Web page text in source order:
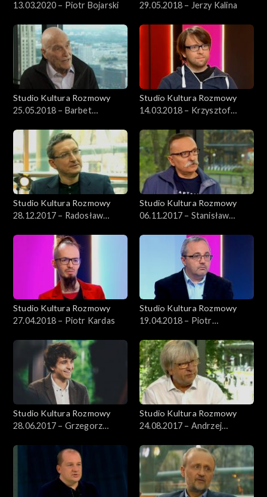
13.03.2020 – Piotr Bojarski 29.05.2018 – Jerzy Kalina
Studio Kultura Rozmowy
25.05.2018 – Barbet
Studio Kultura Rozmowy
14.03.2018 – Krzysztof
Studio Kultura Rozmowy
28.12.2017 – Radosław
Studio Kultura Rozmowy
06.11.2017 – Stanisław
Studio Kultura Rozmowy
27.04.2018 – Piotr Kardas
Studio Kultura Rozmowy
19.04.2018 – Piotr
Studio Kultura Rozmowy
28.06.2017 – Grzegorz
Studio Kultura Rozmowy
24.08.2017 – Andrzej